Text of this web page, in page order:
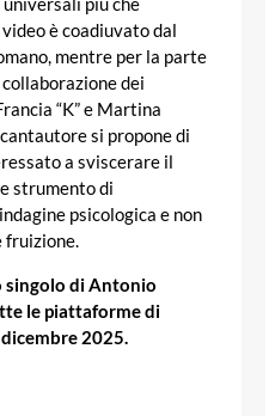
più che
è coadiuvato dal
mentre per la parte
dei
“K” e Martina
si propone di
a sviscerare il
strumento di
psicologica e non
fruizione.
singolo di Antonio
le piattaforme di
2025.